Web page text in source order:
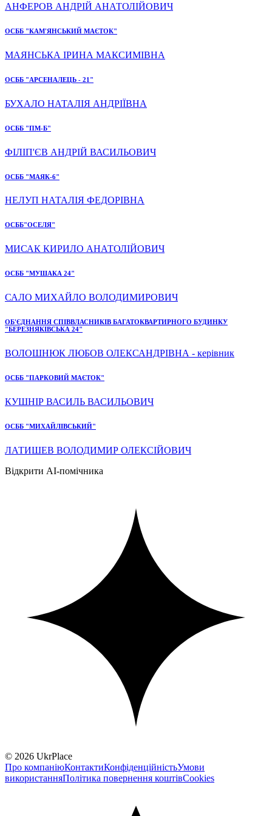
АНФЕРОВ АНДРІЙ АНАТОЛІЙОВИЧ
ОСББ "КАМ'ЯНСЬКИЙ МАЄТОК"
МАЯНСЬКА ІРИНА МАКСИМІВНА
ОСББ "АРСЕНАЛЕЦЬ - 21"
БУХАЛО НАТАЛІЯ АНДРІЇВНА
ОСББ "ПМ-Б"
ФІЛІП'ЄВ АНДРІЙ ВАСИЛЬОВИЧ
ОСББ "МАЯК-6"
НЕЛУП НАТАЛІЯ ФЕДОРІВНА
ОСББ"ОСЕЛЯ"
МИСАК КИРИЛО АНАТОЛІЙОВИЧ
ОСББ "МУШАКА 24"
САЛО МИХАЙЛО ВОЛОДИМИРОВИЧ
ОБ'ЄДНАННЯ СПІВВЛАСНИКІВ БАГАТОКВАРТИРНОГО БУДИНКУ
"БЕРЕЗНЯКІВСЬКА 24"
ВОЛОШНЮК ЛЮБОВ ОЛЕКСАНДРІВНА - керівник
ОСББ "ПАРКОВИЙ МАЄТОК"
КУШНІР ВАСИЛЬ ВАСИЛЬОВИЧ
ОСББ "МИХАЙЛІВСЬКИЙ"
ЛАТИШЕВ ВОЛОДИМИР ОЛЕКСІЙОВИЧ
Відкрити AI-помічника
© 2026 UkrPlace
Про компаніюКонтактиКонфіденційністьУмови
використанняПолітика повернення коштівCookies